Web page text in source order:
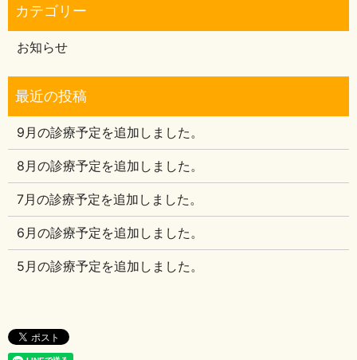
お知らせ
9月の診療予定を追加しました。
8月の診療予定を追加しました。
7月の診療予定を追加しました。
6月の診療予定を追加しました。
5月の診療予定を追加しました。